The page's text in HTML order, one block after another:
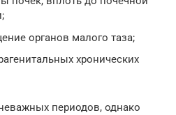
органов малого таза;
хронических
периодов, однако